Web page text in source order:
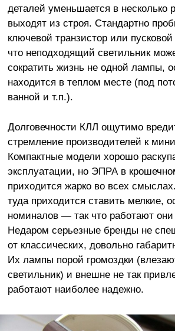
деталей уменьшается в несколько
выходят из строя. Стандартно
ключевой транзистор или пусковой
что неподходящий светильник
сократить жизнь не одной лампы,
находится в теплом месте (под
ванной и т.п.).
Долговечности КЛЛ ощутимо
стремление производителей к
Компактные модели хорошо
эксплуатации, но ЭПРА в
приходится жарко во всех
туда приходится ставить мелкие,
номиналов — так что работают они
Недаром серьезные бренды не
от классических, довольно
Их лампы порой громоздки
светильник) и внешне не так
работают наиболее надежно.